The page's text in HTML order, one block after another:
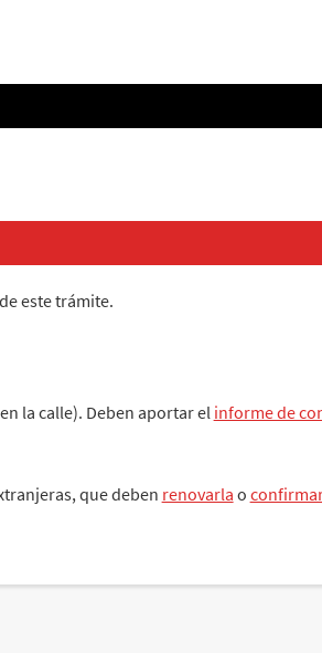
este trámite.
la calle). Deben aportar el informe de
que deben renovarla o